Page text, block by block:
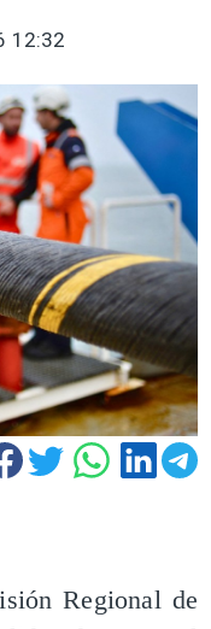
12:32
Regional de